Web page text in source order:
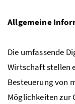
Allgemeine
Die umfassende
Wirtschaft stellen
Besteuerung von
Möglichkeiten zur